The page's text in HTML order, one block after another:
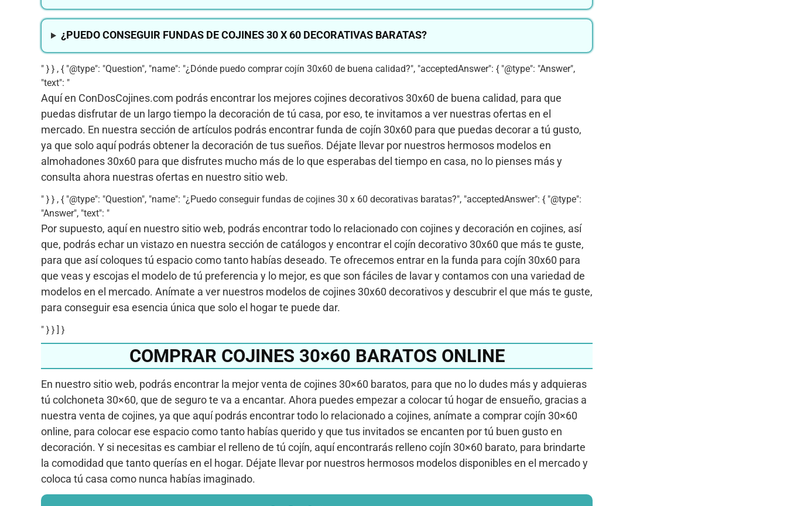
¿PUEDO CONSEGUIR FUNDAS DE COJINES 30 X 60 DECORATIVAS BARATAS?
" } } , { "@type": "Question", "name": "¿Dónde puedo comprar cojín 30x60 de buena calidad?", "acceptedAnswer": { "@type": "Answer",
"text": "
Aquí en ConDosCojines.com podrás encontrar los mejores cojines decorativos 30x60 de buena calidad, para que
puedas disfrutar de un largo tiempo la decoración de tú casa, por eso, te invitamos a ver nuestras ofertas en el
mercado. En nuestra sección de artículos podrás encontrar funda de cojín 30x60 para que puedas decorar a tú gusto,
ya que solo aquí podrás obtener la decoración de tus sueños. Déjate llevar por nuestros hermosos modelos en
almohadones 30x60 para que disfrutes mucho más de lo que esperabas del tiempo en casa, no lo pienses más y
consulta ahora nuestras ofertas en nuestro sitio web.
" } } , { "@type": "Question", "name": "¿Puedo conseguir fundas de cojines 30 x 60 decorativas baratas?", "acceptedAnswer": { "@type":
"Answer", "text": "
Por supuesto, aquí en nuestro sitio web, podrás encontrar todo lo relacionado con cojines y decoración en cojines, así
que, podrás echar un vistazo en nuestra sección de catálogos y encontrar el cojín decorativo 30x60 que más te guste,
para que así coloques tú espacio como tanto habías deseado. Te ofrecemos entrar en la funda para cojín 30x60 para
que veas y escojas el modelo de tú preferencia y lo mejor, es que son fáciles de lavar y contamos con una variedad de
modelos en el mercado. Anímate a ver nuestros modelos de cojines 30x60 decorativos y descubrir el que más te guste,
para conseguir esa esencia única que solo el hogar te puede dar.
" } } ] }
COMPRAR COJINES 30×60 BARATOS ONLINE
En nuestro sitio web, podrás encontrar la mejor venta de cojines 30×60 baratos, para que no lo dudes más y adquieras
tú colchoneta 30×60, que de seguro te va a encantar. Ahora puedes empezar a colocar tú hogar de ensueño, gracias a
nuestra venta de cojines, ya que aquí podrás encontrar todo lo relacionado a cojines, anímate a comprar cojín 30×60
online, para colocar ese espacio como tanto habías querido y que tus invitados se encanten por tú buen gusto en
decoración. Y si necesitas es cambiar el relleno de tú cojín, aquí encontrarás relleno cojín 30×60 barato, para brindarte
la comodidad que tanto querías en el hogar. Déjate llevar por nuestros hermosos modelos disponibles en el mercado y
coloca tú casa como nunca habías imaginado.